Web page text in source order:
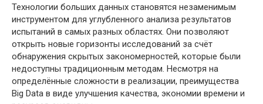
Технологии больших данных становятся незаменимым
инструментом для углубленного анализа результатов
испытаний в самых разных областях. Они позволяют
открыть новые горизонты исследований за счёт
обнаружения скрытых закономерностей, которые были
недоступны традиционным методам. Несмотря на
определённые сложности в реализации, преимущества
Big Data в виде улучшения качества, экономии времени и